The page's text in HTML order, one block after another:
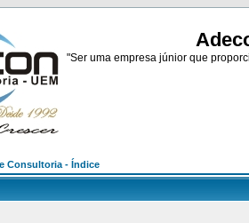
"Ser uma empresa júnior que
Consultoria - Índice